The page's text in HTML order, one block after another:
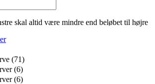
skal altid være mindre end beløbet til højre
(71)
(6)
(6)